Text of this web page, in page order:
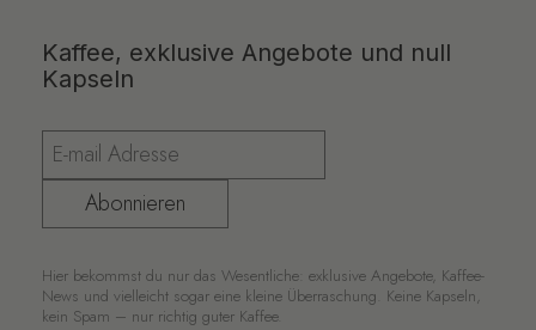
Kaffee, exklusive Angebote und null
Kapseln
Abonnieren
Hier bekommst du nur das Wesentliche: exklusive Angebote, Kaffee-
News und vielleicht sogar eine kleine Überraschung. Keine Kapseln,
kein Spam – nur richtig guter Kaffee.